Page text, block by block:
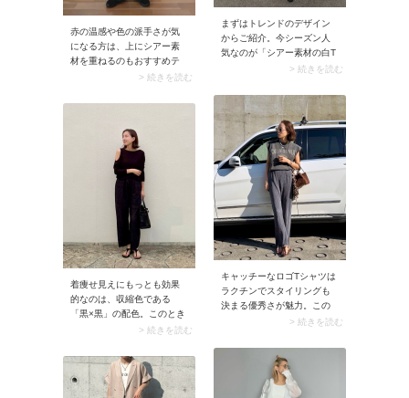
赤の温感や色の派手さが気
になる方は、上にシアー素
材を重ねるのもおすすめテ
クニックです。例えばスナ
プにシアーシャツをON。ほ
赤がマイルドになるため、
夏でもグッと着こなしやす
くなります。
> 続きを読む
まずはトレンドのデザイン
からご紹介。今シーズン人
気なのが「シアー素材の白T
シャツ」。生地にトレンド
な白Tシャツより今どきのコ
ーデに決まります。この薄
手で透け感のある白Tシャツ
に合わせるボトムは「カー
ブパンツ」がイチ押し。シ
ルエットにボリュームがあ
るので、華奢なシアーTシャ
ツと合わせることでバラン
スが整います。
> 続きを読む
キャッチーなロゴTシャツは
ラクチンでスタイリングも
決まる優秀さが魅力。この
夏は、雰囲気のある着こな
ライクな風合いを選ぶのが
おすすめ。リラクシーなボ
トムを合わせて抜け感たっ
ぷりにまとめるのが今の気
> 続きを読む
着痩せ見えにもっとも効果
的なのは、収縮色である
「黒×黒」の配色。このとき
ボリューミーな黒ワイドパ
う、トップスに肌見せ感の
あるものを合わせるのがオ
シャレ見せのコツです。例
> 続きを読む